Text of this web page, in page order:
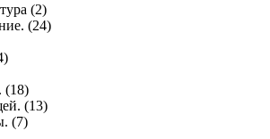
(2)
(24)
(18)
(13)
(7)